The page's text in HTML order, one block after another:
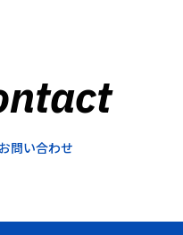
問い合わせ